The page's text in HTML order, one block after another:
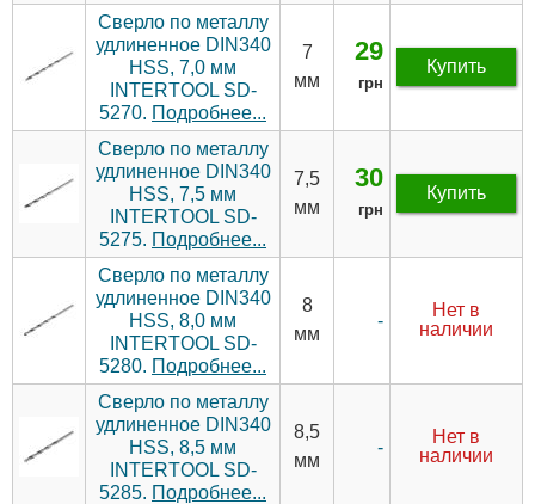
Сверло по металлу
удлиненное DIN340
HSS, 7,0 мм
INTERTOOL SD-
5270. Подробнее...
7
мм
29
грн
Купить
Сверло по металлу
удлиненное DIN340
HSS, 7,5 мм
INTERTOOL SD-
5275. Подробнее...
7,5
мм
30
грн
Купить
Сверло по металлу
удлиненное DIN340
HSS, 8,0 мм
INTERTOOL SD-
5280. Подробнее...
8
мм
-
Нет в
наличии
Сверло по металлу
удлиненное DIN340
HSS, 8,5 мм
INTERTOOL SD-
5285. Подробнее...
8,5
мм
-
Нет в
наличии